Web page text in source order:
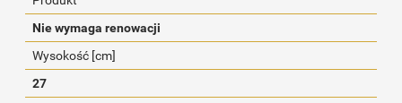
Nie wymaga renowacji
Wysokość [cm]
27